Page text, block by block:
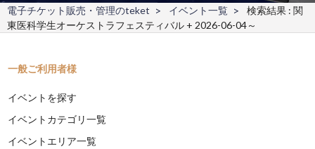
電子チケット販売・管理のteket イベント一覧
検索結果 : 関
東医科学生オーケストラフェスティバル + 2026-06-04～
一般ご利用者様
イベントを探す
イベントカテゴリ一覧
イベントエリア一覧